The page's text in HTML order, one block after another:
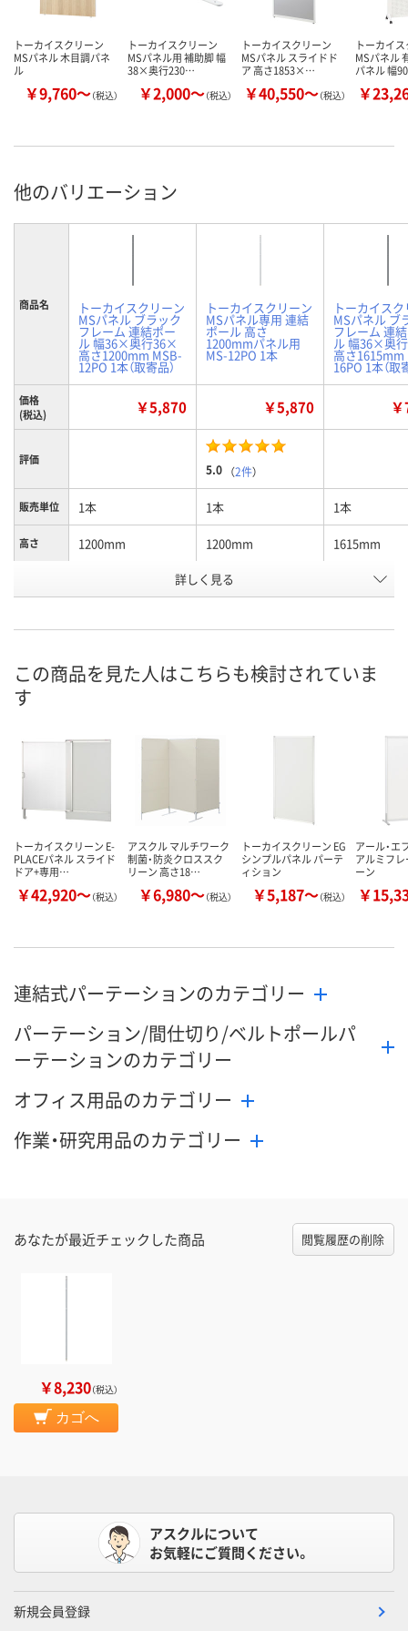
トーカイスクリーン
MSパネル 木目調パネ
ル
￥9,760～（税込）
トーカイスクリーン
MSパネル用 補助脚 幅
38×奥行230…
￥2,000～（税込）
トーカイスクリーン
MSパネル スライドド
ア 高さ1853×…
￥40,550～（税込）
トーカイ
MSパネル
パネル 幅
￥
他のバリエーション
商品名 トーカイスクリーン
MSパネル ブラック
フレーム 連結ポー
ル 幅36×奥行36×
高さ1200mm MSB-
12PO 1本（取寄品）
トーカイスクリーン
MSパネル専用 連結
ポール 高さ
1200mmパネル用
MS-12PO 1本
トーカイス
MSパネル ブ
フレーム 連
ル 幅36×奥
高さ1615mm
16PO 1本（取
価格
(税込)
￥5,870 ￥5,870
評価
5.0 （2件）
販売単位 1本 1本 1本
高さ 1200mm 1200mm 1615mm
ホワイト ブラック
号
お届け日
数量 数量
詳しく見る
この商品を見た人はこちらも検討されていま
す
トーカイスクリーン E-
PLACEパネル スライド
ドア+専用…
￥42,920～（税込）
アスクル マルチワーク
制菌・防炎クロススク
リーン 高さ18…
￥6,980～（税込）
トーカイスクリーン EG
シンプルパネル パーテ
ィション
￥5,187～（税込）
アール・エ
アルミフ
ーン
￥
連結式パーテーションのカテゴリー
パーテーション/間仕切り/ベルトポールパ
ーテーションのカテゴリー
オフィス用品のカテゴリー
作業・研究用品のカテゴリー
あなたが最近チェックした商品 閲覧履歴の削除
￥8,230（税込）
カゴへ
アスクルについて
お気軽にご質問ください。
新規会員登録